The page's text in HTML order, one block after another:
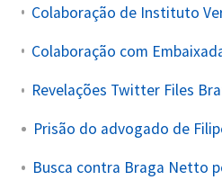
Prisão do advogado de